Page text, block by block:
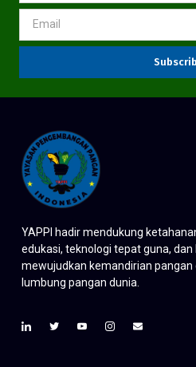
YAPPI hadir mendukung
edukasi, teknologi tepat guna,
mewujudkan kemandirian pangan
lumbung pangan dunia.